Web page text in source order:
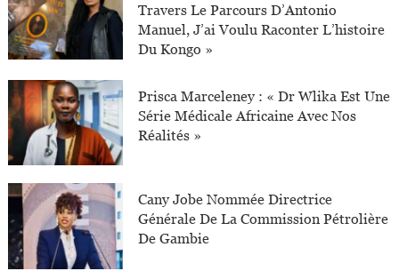
Travers Le Parcours D’Antonio
Manuel, J’ai Voulu Raconter L’histoire
Du Kongo »
Prisca Marceleney : « Dr Wlika Est Une
Série Médicale Africaine Avec Nos
Réalités »
Cany Jobe Nommée Directrice
Générale De La Commission Pétrolière
De Gambie